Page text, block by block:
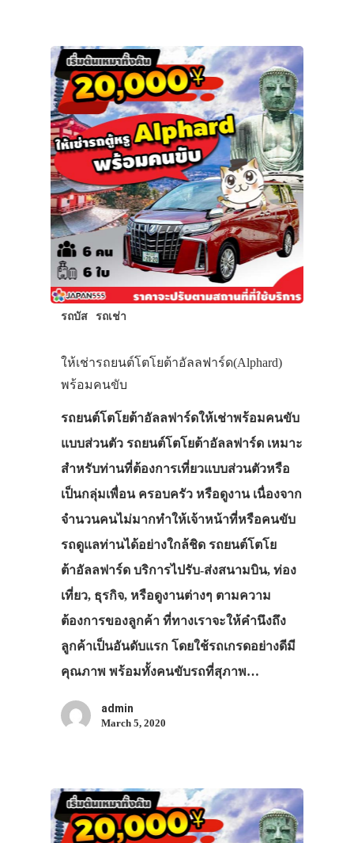
รถบัส รถเช่า
ให้เช่ารถยนต์โตโยต้าอัลลฟาร์ด(Alphard)
พร้อมคนขับ
รถยนต์โตโยต้าอัลลฟาร์ดให้เช่าพร้อมคนขับ
แบบส่วนตัว รถยนต์โตโยต้าอัลลฟาร์ด เหมาะ
สำหรับท่านที่ต้องการเที่ยวแบบส่วนตัวหรือ
เป็นกลุ่มเพื่อน ครอบครัว หรือดูงาน เนื่องจาก
จำนวนคนไม่มากทำให้เจ้าหน้าที่หรือคนขับ
รถดูแลท่านได้อย่างใกล้ชิด รถยนต์โตโย
ต้าอัลลฟาร์ด บริการไปรับ-ส่งสนามบิน, ท่อง
เที่ยว, ธุรกิจ, หรือดูงานต่างๆ ตามความ
ต้องการของลูกค้า ที่ทางเราจะให้คำนึงถึง
ลูกค้าเป็นอันดับแรก โดยใช้รถเกรดอย่างดีมี
คุณภาพ พร้อมทั้งคนขับรถที่สุภาพ…
admin
March 5, 2020